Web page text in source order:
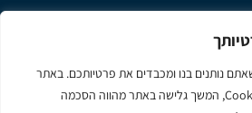
נותנים בנו ומכבדים את פרטיותכם. באתר
זה נעשה שימוש בקבצי Cookies, המשך גלישה באתר מהווה הסכמה
האתר